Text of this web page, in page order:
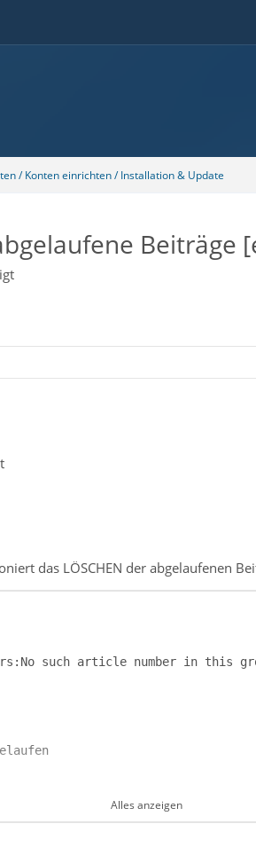
/ Konten einrichten / Installation & Update
Beiträge
das LÖSCHEN der abgelaufenen
Eventuell ist der Beitrag abgelaufen
Alles anzeigen